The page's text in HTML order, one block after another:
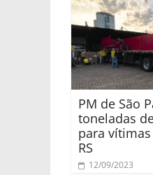
PM de São
toneladas
para
RS
12/09/2023